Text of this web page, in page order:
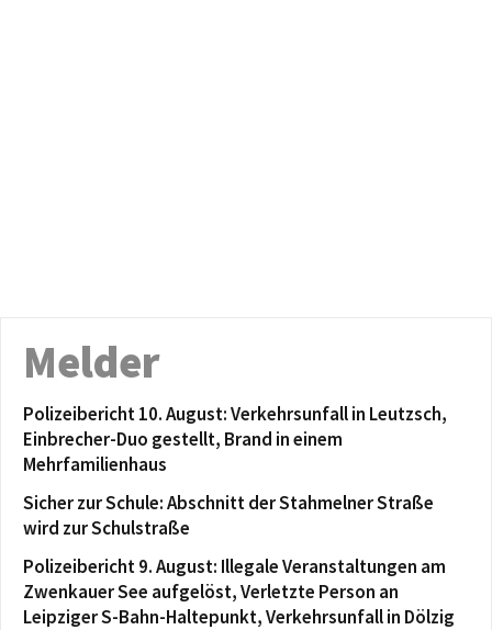
Melder
Polizeibericht 10. August: Verkehrsunfall in Leutzsch,
Einbrecher-Duo gestellt, Brand in einem
Mehrfamilienhaus
Sicher zur Schule: Abschnitt der Stahmelner Straße
wird zur Schulstraße
Polizeibericht 9. August: Illegale Veranstaltungen am
Zwenkauer See aufgelöst, Verletzte Person an
Leipziger S-Bahn-Haltepunkt, Verkehrsunfall in Dölzig